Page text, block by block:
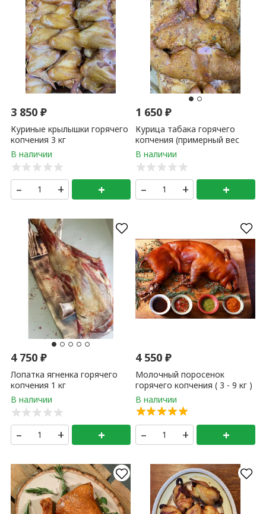
3 850₽
Куриные крылышки горячего
копчения 3 кг
– + +
1 650₽
Курица табака горячего
копчения (примерный вес
тушки 1,5-2 кг) 1 кг
– + +
4 750₽
Лопатка ягненка горячего
копчения 1 кг
– + +
4 550₽
Молочный поросенок
горячего копчения ( 3 - 9 кг )
1 кг
– + +